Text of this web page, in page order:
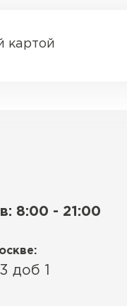
картой
8:00 - 21:00
доб 1